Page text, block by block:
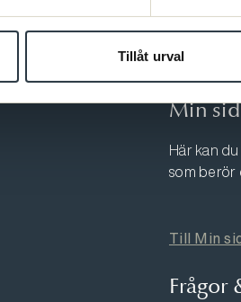
Tillåt urval
08-
Fler
Min
Här kan
som berör
Till Min
Frågor